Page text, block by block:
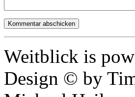
Weitblick is
Design © by